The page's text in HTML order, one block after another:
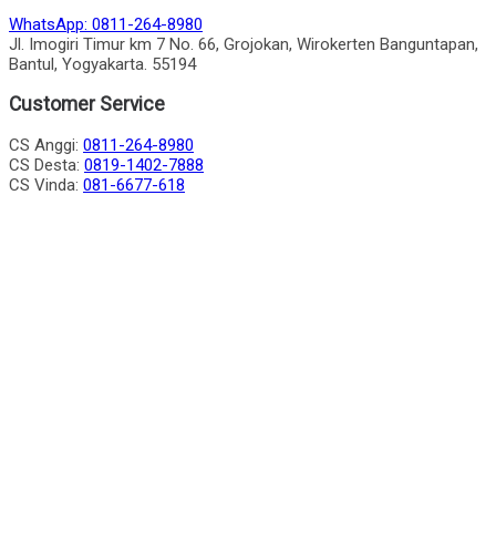
WhatsApp: 0811-264-8980
Jl. Imogiri Timur km 7 No. 66, Grojokan, Wirokerten Banguntapan,
Bantul, Yogyakarta. 55194
Customer Service
CS Anggi: 0811-264-8980
CS Desta: 0819-1402-7888
CS Vinda: 081-6677-618